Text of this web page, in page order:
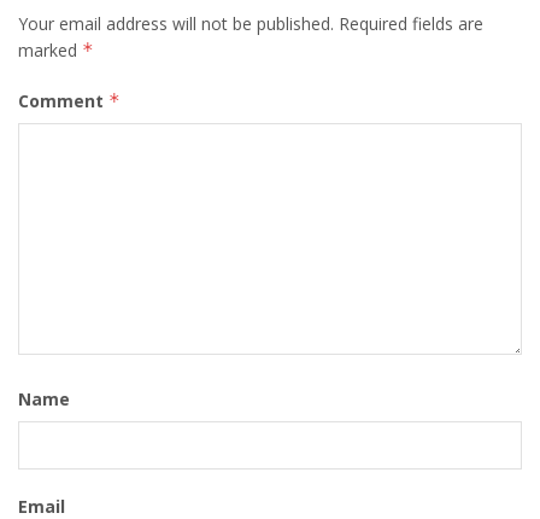
Your email address will not be published. Required fields are
marked *
Comment *
Name
Email